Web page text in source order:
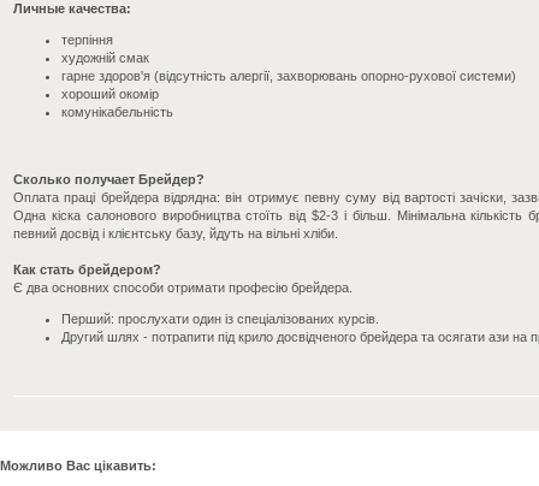
Личные качества:
терпіння
художній смак
гарне здоров'я (відсутність алергії, захворювань опорно-рухової системи)
хороший окомір
комунікабельність
Сколько получает Брейдер?
Оплата праці брейдера відрядна: він отримує певну суму від вартості зачіски,
Одна кіска салонового виробництва стоїть від $2-3 і більш. Мінімальна
певний досвід і клієнтську базу, йдуть на вільні хліби.
Как стать брейдером?
Є два основних способи отримати професію брейдера.
Перший: прослухати один із спеціалізованих курсів.
Другий шлях - потрапити під крило досвідченого брейдера та осягати ази на
Можливо Вас цікавить: